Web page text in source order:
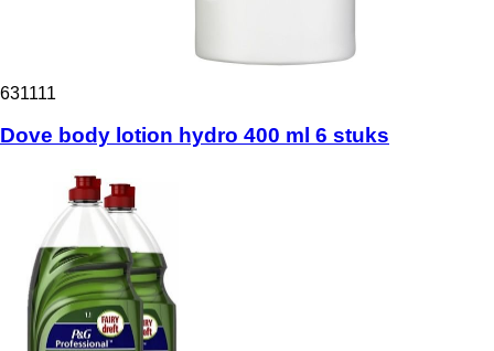
631111
Dove body lotion hydro 400 ml 6 stuks